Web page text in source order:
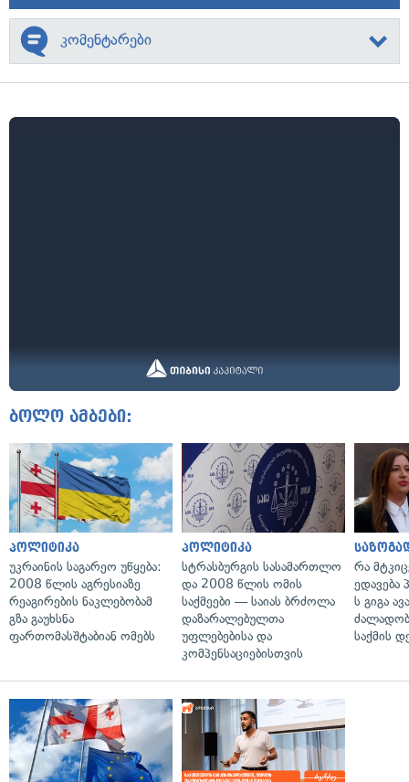
კომენტარები
ბოლო ამბები:
პოლიტიკა
უკრაინის საგარეო უწყება:
2008 წლის აგრესიაზე
რეაგირების ნაკლებობამ
გზა გაუხსნა
ფართომასშტაბიან ომებს
პოლიტიკა
სტრასბურგის სასამართლო
და 2008 წლის ომის
საქმეები — საიას ბრძოლა
დაზარალებულთა
უფლებებისა და
კომპენსაციებისთვის
რა
ედავება
ს გიგა
საქმის